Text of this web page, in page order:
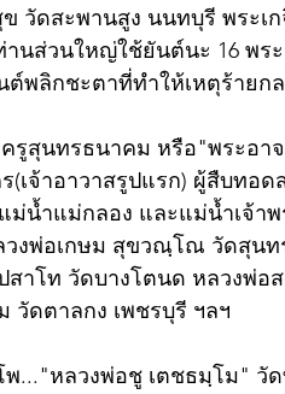
วัดสะพานสูง นนทบุรี พระ
นส่วนใหญ่ใช้ยันต์นะ 16 พร
พลิกชะตาที่ทำให้เหตุร้ายก
ครูสุนทรธนาคม หรือ"พระอา
เจ้าอาวาสรูปแรก) ผู้สืบทอ
น้ำแม่กลอง และแม่น้ำเจ้าพ
วงพ่อเกษม สุขวณฺโณ วัดสุน
สาโท วัดบางโตนด หลวงพ่
วัดตาลกง เพชรบุรี ฯลฯ
พ..."หลวงพ่อชู เตชธมฺโม"